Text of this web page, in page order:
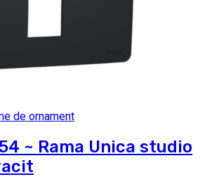
de ornament
~ Rama Unica studio